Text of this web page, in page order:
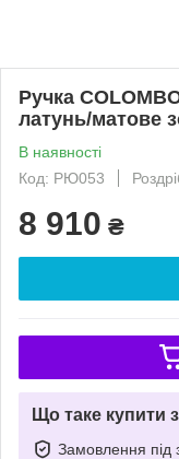
Ручка
латунь/матове
В наявності
Код: РЮ053
8 910 ₴
Що таке купити
Замовлення під